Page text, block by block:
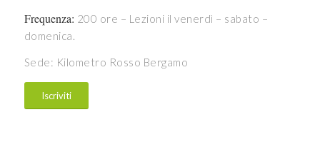
Frequenza: 200 ore – Lezioni il venerdì – sabato –
domenica.
Sede: Kilometro Rosso Bergamo
Iscriviti